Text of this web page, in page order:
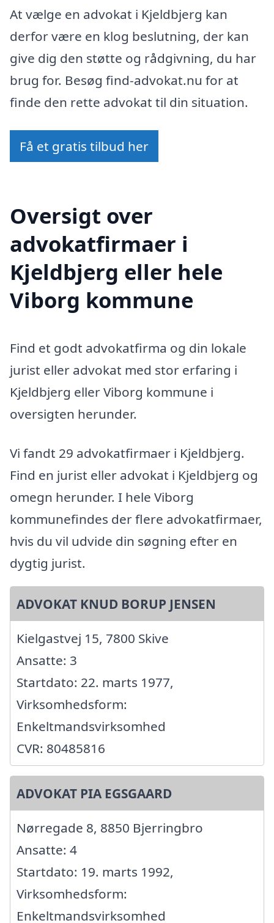
At vælge en advokat i Kjeldbjerg kan
derfor være en klog beslutning, der kan
give dig den støtte og rådgivning, du har
brug for. Besøg find-advokat.nu for at
finde den rette advokat til din situation.
Få et gratis tilbud her
Oversigt over
advokatfirmaer i
Kjeldbjerg eller hele
Viborg kommune
Find et godt advokatfirma og din lokale
jurist eller advokat med stor erfaring i
Kjeldbjerg eller Viborg kommune i
oversigten herunder.
Vi fandt 29 advokatfirmaer i Kjeldbjerg.
Find en jurist eller advokat i Kjeldbjerg og
omegn herunder. I hele Viborg
kommunefindes der flere advokatfirmaer,
hvis du vil udvide din søgning efter en
dygtig jurist.
ADVOKAT KNUD BORUP JENSEN
Kielgastvej 15, 7800 Skive
Ansatte: 3
Startdato: 22. marts 1977,
Virksomhedsform:
Enkeltmandsvirksomhed
CVR: 80485816
ADVOKAT PIA EGSGAARD
Nørregade 8, 8850 Bjerringbro
Ansatte: 4
Startdato: 19. marts 1992,
Virksomhedsform:
Enkeltmandsvirksomhed